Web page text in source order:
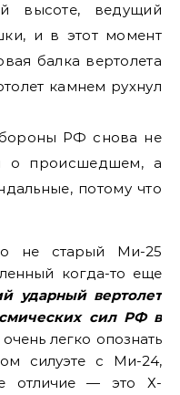
высоте, ведущий
и в этот момент
балка вертолета
камнем рухнул
РФ снова не
о происшедшем, а
потому что
не старый Ми-25
когда-то еще
ударный вертолет
сил РФ в
легко опознать
силуэте с Ми-24,
отличие — это Х-